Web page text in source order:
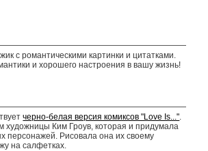
с романтическими картинки и цитатками.
и хорошего настроения в вашу жизнь!
черно-белая версия комиксов "Love Is...".
художницы Ким Гроув, которая и придумала
персонажей. Рисовала она их своему
на салфетках.